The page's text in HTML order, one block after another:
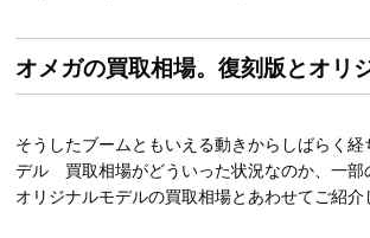
オメガの買取相場。復刻版とオリ
そうしたブームともいえる動きからしばらく
デル 買取相場がどういった状況なのか、一部
オリジナルモデルの買取相場とあわせてご紹介